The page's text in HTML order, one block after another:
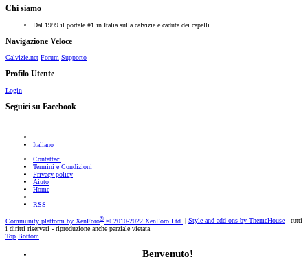
Chi siamo
Dal 1999 il portale #1 in Italia sulla calvizie e caduta dei capelli
Navigazione Veloce
Calvizie.net Forum Supporto
Profilo Utente
Login
Seguici su Facebook
Italiano
Contattaci
Termini e Condizioni
Privacy policy
Aiuto
Home
RSS
Community platform by XenForo® © 2010-2022 XenForo Ltd. Style and add-ons by ThemeHouse - tutti
i diritti riservati - riproduzione anche parziale vietata
Top Bottom
Benvenuto!